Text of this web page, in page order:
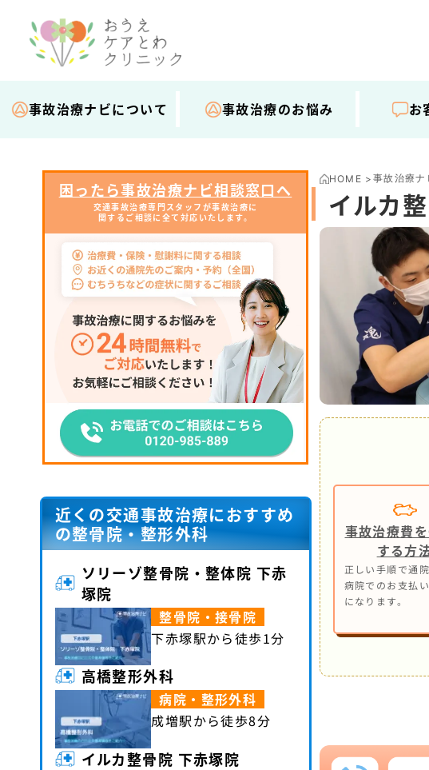
事故治療ナビについて 事故治療のお悩み お
HOME > 事故治療ナ
イルカ
事故治療費
する方
正しい手順で通
病院でのお支払
になります。
困ったら事故治療ナビ相談窓口へ
交通事故治療専門スタッフが事故治療に
関するご相談に全て対応いたします。
近くの交通事故治療におすすめ
の整骨院・整形外科
ソリーゾ整骨院・整体院 下赤
塚院
整骨院・接骨院
下赤塚駅から徒歩1分
高橋整形外科
病院・整形外科
成増駅から徒歩8分
イルカ整骨院 下赤塚院